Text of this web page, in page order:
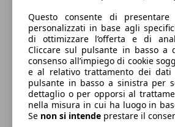
111 g/km
Emissioni di CO2 (combinato)*
Ø 4.4 l/100km
Questo consente di
personalizzati in base agli
di ottimizzare l’offerta e di
Cliccare sul pulsante in basso a
consenso all’impiego di cookie
e al relativo trattamento dei dati
pulsante in basso a sinistra per
dettaglio o per opporsi al
nella misura in cui ha luogo in
Se non si intende prestare il